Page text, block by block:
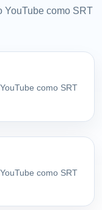
YouTube como SRT
como SRT
como SRT